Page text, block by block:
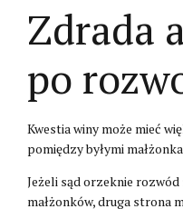
Zdrada
po
Kwestia winy może mieć
pomiędzy byłymi
Jeżeli sąd orzeknie rozwód
małżonków, druga strona